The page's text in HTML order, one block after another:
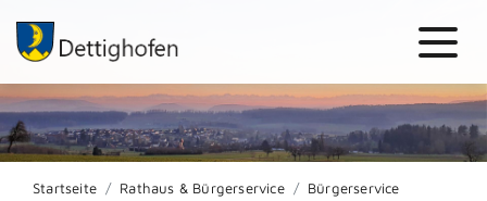
Startseite Rathaus & Bürgerservice
Bürgerservice